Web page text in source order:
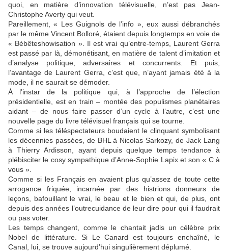
quoi, en matière d’innovation télévisuelle, n’est pas Jean-
Christophe Averty qui veut.
Pareillement, « Les Guignols de l’info », eux aussi débranchés
par le même Vincent Bolloré, étaient depuis longtemps en voie de
« Bébêteshowisation ». Il est vrai qu’entre-temps, Laurent Gerra
est passé par là, démonétisant, en matière de talent d’imitation et
d’analyse politique, adversaires et concurrents. Et puis,
l’avantage de Laurent Gerra, c’est que, n’ayant jamais été à la
mode, il ne saurait se démoder.
À l’instar de la politique qui, à l’approche de l’élection
présidentielle, est en train – montée des populismes planétaires
aidant – de nous faire passer d’un cycle à l’autre, c’est une
nouvelle page du livre télévisuel français qui se tourne.
Comme si les téléspectateurs boudaient le clinquant symbolisant
les décennies passées, de BHL à Nicolas Sarkozy, de Jack Lang
à Thierry Ardisson, ayant depuis quelque temps tendance à
plébisciter le cosy sympathique d’Anne-Sophie Lapix et son « C à
vous ».
Comme si les Français en avaient plus qu’assez de toute cette
arrogance friquée, incarnée par des histrions donneurs de
leçons, bafouillant le vrai, le beau et le bien et qui, de plus, ont
depuis des années l’outrecuidance de leur dire pour qui il faudrait
ou pas voter.
Les temps changent, comme le chantait jadis un célèbre prix
Nobel de littérature. Si Le Canard est toujours enchaîné, le
Canal, lui, se trouve aujourd’hui singulièrement déplumé.